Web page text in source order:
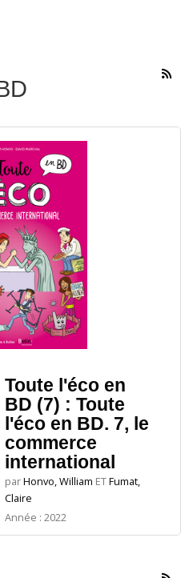
Toute l'éco en
BD (7) : Toute
l'éco en BD. 7, le
commerce
international
parHonvo, William ETFumat,
Claire
Année : 2022